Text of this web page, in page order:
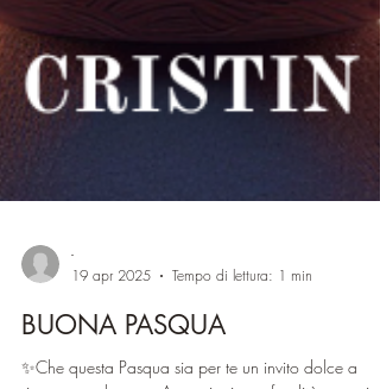
-
19 apr 2025
Tempo di lettura: 1 min